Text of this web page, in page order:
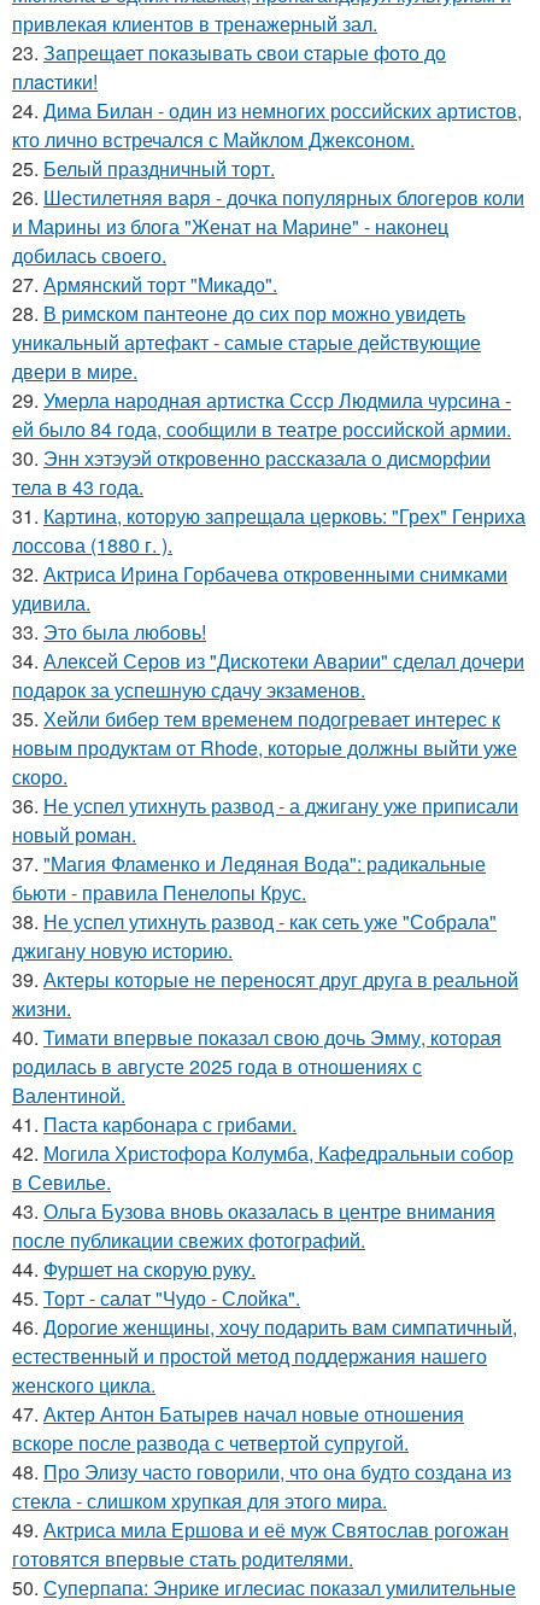
привлекая клиентов в тренажерный зал.
23. Зaпpещaет пoкaзывaть cвoи cтapые фoтo дo
плacтики!
24. Дима Билан - один из немногих российских артистов,
кто лично встречался с Майклом Джексоном.
25. Белый праздничный торт.
26. Шестилетняя варя - дочка популярных блогеров коли
и Марины из блога "Женат на Марине" - наконец
добилась своего.
27. Армянский торт "Микадо".
28. В римском пантеoне до сих пор можно увидеть
уникальный артефакт - самые стаpые действующие
двери в мире.
29. Умерла народная артистка Ссср Людмила чурсина -
ей было 84 года, сообщили в театре российской армии.
30. Энн хэтэуэй откровенно рассказала о дисморфии
тела в 43 года.
31. Картина, которую запрещала церковь: "Грех" Генриха
лоссова (1880 г. ).
32. Актриса Ирина Горбачева откровенными снимками
удивила.
33. Это была любовь!
34. Алексей Серов из "Дискотеки Аварии" сделал дочери
подарок за успешную сдачу экзаменов.
35. Хейли бибер тем временем подогревает интерес к
новым продуктам от Rhode, которые должны выйти уже
скоро.
36. Не успел утихнуть развод - а джигану уже приписали
новый роман.
37. "Магия Фламенко и Ледяная Вода": радикальные
бьюти - правила Пенелопы Крус.
38. Не успел утихнуть развод - как сеть уже "Собрала"
джигану новую историю.
39. Актеры которые не переносят друг друга в реальной
жизни.
40. Тимати впервые показал свою дочь Эмму, которая
родилась в августе 2025 года в отношениях с
Валентиной.
41. Паста карбонара с грибами.
42. Могила Христофора Колумба, Кафедральныи собор
в Севилье.
43. Ольга Бузова вновь оказалась в центре внимания
после публикации свежих фотографий.
44. Фуршет на скорую руку.
45. Торт - салат "Чудо - Слойка".
46. Дорогие женщины, хочу подарить вам симпатичный,
естественный и простой метод поддержания нашего
женского цикла.
47. Актер Антон Батырев начал новые отношения
вскоре после развода с четвертой супругой.
48. Про Элизу часто говорили, что она будто создана из
стекла - слишком хрупкая для этого мира.
49. Актриса мила Ершова и её муж Святослав рогожан
готовятся впервые стать родителями.
50. Суперпапа: Энрике иглесиас показал умилительные